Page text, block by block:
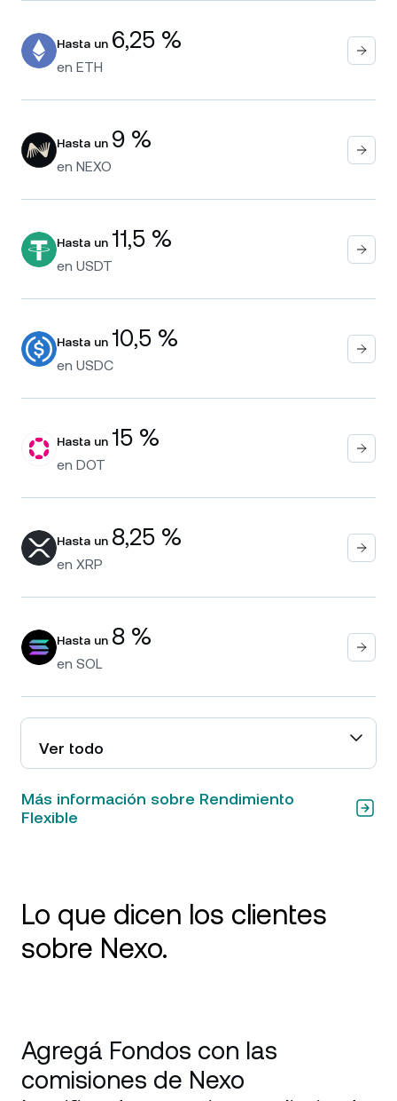
Hasta un 6,25 %
en ETH
Hasta un 9 %
en NEXO
Hasta un 11,5 %
en USDT
Hasta un 10,5 %
en USDC
Hasta un 15 %
en DOT
Hasta un 8,25 %
en XRP
Hasta un 8 %
en SOL
Ver todo
Más información sobre Rendimiento
Flexible
Lo que dicen los clientes
sobre Nexo.
Nexo principalmente por la tarjeta de crédito y
la función Earn, y fue impecable. La tarjeta
funciona muy bien para los gastos diarios y
Agregá Fondos con las
comisiones de Nexo